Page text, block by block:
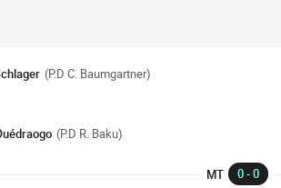
(P.D C. Baumgartner)
(P.D R. Baku)
MT 0 - 0